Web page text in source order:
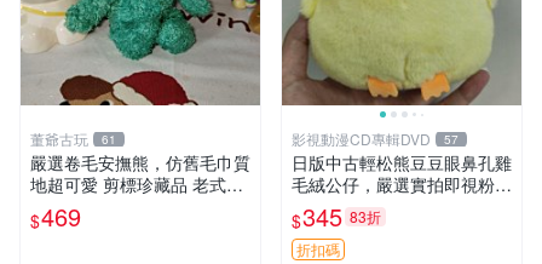
董爺古玩 61
嚴選卷毛安撫熊，仿舊毛巾質
地超可愛 剪標珍藏品 老式毛
巾質地 安撫熊 款式
$469
影視動漫CD專輯DVD 57
日版中古輕松熊豆豆眼鼻孔雞
毛絨公仔，嚴選實拍即視粉絲
必買 公仔紙箱氣泡膜精心包
裝快速發貨 輕松熊 公仔 雞毛
絨
$345 83折
折扣碼